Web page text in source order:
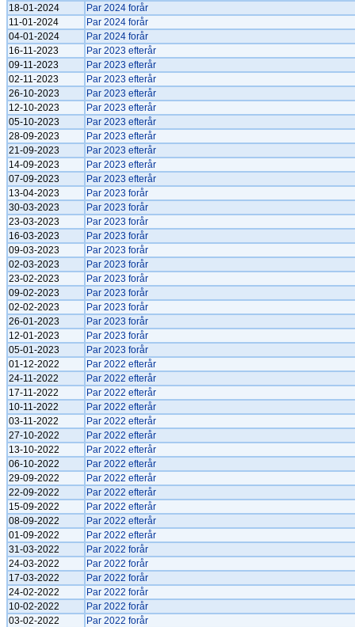
18-01-2024
Par 2024 forår
11-01-2024
Par 2024 forår
04-01-2024
Par 2024 forår
16-11-2023
Par 2023 efterår
09-11-2023
Par 2023 efterår
02-11-2023
Par 2023 efterår
26-10-2023
Par 2023 efterår
12-10-2023
Par 2023 efterår
05-10-2023
Par 2023 efterår
28-09-2023
Par 2023 efterår
21-09-2023
Par 2023 efterår
14-09-2023
Par 2023 efterår
07-09-2023
Par 2023 efterår
13-04-2023
Par 2023 forår
30-03-2023
Par 2023 forår
23-03-2023
Par 2023 forår
16-03-2023
Par 2023 forår
09-03-2023
Par 2023 forår
02-03-2023
Par 2023 forår
23-02-2023
Par 2023 forår
09-02-2023
Par 2023 forår
02-02-2023
Par 2023 forår
26-01-2023
Par 2023 forår
12-01-2023
Par 2023 forår
05-01-2023
Par 2023 forår
01-12-2022
Par 2022 efterår
24-11-2022
Par 2022 efterår
17-11-2022
Par 2022 efterår
10-11-2022
Par 2022 efterår
03-11-2022
Par 2022 efterår
27-10-2022
Par 2022 efterår
13-10-2022
Par 2022 efterår
06-10-2022
Par 2022 efterår
29-09-2022
Par 2022 efterår
22-09-2022
Par 2022 efterår
15-09-2022
Par 2022 efterår
08-09-2022
Par 2022 efterår
01-09-2022
Par 2022 efterår
31-03-2022
Par 2022 forår
24-03-2022
Par 2022 forår
17-03-2022
Par 2022 forår
24-02-2022
Par 2022 forår
10-02-2022
Par 2022 forår
03-02-2022
Par 2022 forår